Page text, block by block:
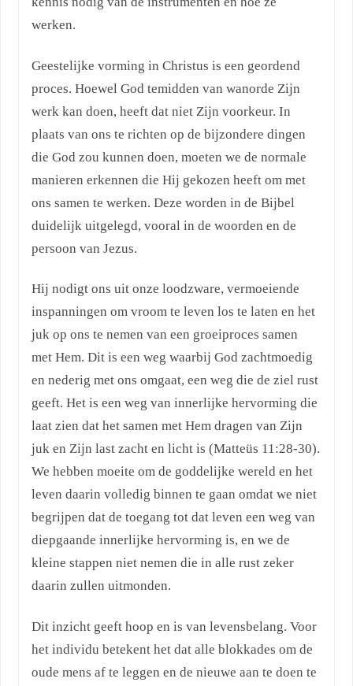
werken.
Geestelijke vorming in Christus is een geordend
proces. Hoewel God temidden van wanorde Zijn
werk kan doen, heeft dat niet Zijn voorkeur. In
plaats van ons te richten op de bijzondere dingen
die God zou kunnen doen, moeten we de normale
manieren erkennen die Hij gekozen heeft om met
ons samen te werken. Deze worden in de Bijbel
duidelijk uitgelegd, vooral in de woorden en de
persoon van Jezus.
Hij nodigt ons uit onze loodzware, vermoeiende
inspanningen om vroom te leven los te laten en het
juk op ons te nemen van een groeiproces samen
met Hem. Dit is een weg waarbij God zachtmoedig
en nederig met ons omgaat, een weg die de ziel rust
geeft. Het is een weg van innerlijke hervorming die
laat zien dat het samen met Hem dragen van Zijn
juk en Zijn last zacht en licht is (Matteüs 11:28-30).
We hebben moeite om de goddelijke wereld en het
leven daarin volledig binnen te gaan omdat we niet
begrijpen dat de toegang tot dat leven een weg van
diepgaande innerlijke hervorming is, en we de
kleine stappen niet nemen die in alle rust zeker
daarin zullen uitmonden.
Dit inzicht geeft hoop en is van levensbelang. Voor
het individu betekent het dat alle blokkades om de
oude mens af te leggen en de nieuwe aan te doen te